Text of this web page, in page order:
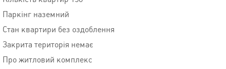
Паркінг наземний
Стан квартири без оздоблення
Закрита територія немає
Про житловий комплекс